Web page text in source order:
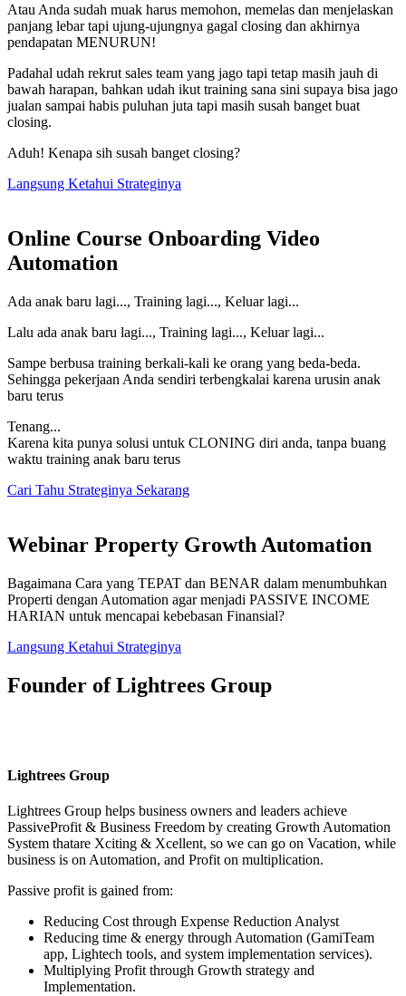
Atau Anda sudah muak harus memohon, memelas dan menjelaskan
panjang lebar tapi ujung-ujungnya gagal closing dan akhirnya
pendapatan MENURUN!
Padahal udah rekrut sales team yang jago tapi tetap masih jauh di
bawah harapan, bahkan udah ikut training sana sini supaya bisa jago
jualan sampai habis puluhan juta tapi masih susah banget buat
closing.
Aduh! Kenapa sih susah banget closing?
Langsung Ketahui Strateginya
Online Course Onboarding Video
Automation
Ada anak baru lagi..., Training lagi..., Keluar lagi...
Lalu ada anak baru lagi..., Training lagi..., Keluar lagi...
Sampe berbusa training berkali-kali ke orang yang beda-beda.
Sehingga pekerjaan Anda sendiri terbengkalai karena urusin anak
baru terus
Tenang...
Karena kita punya solusi untuk CLONING diri anda, tanpa buang
waktu training anak baru terus
Cari Tahu Strateginya Sekarang
Webinar Property Growth Automation
Bagaimana Cara yang TEPAT dan BENAR dalam menumbuhkan
Properti dengan Automation agar menjadi PASSIVE INCOME
HARIAN untuk mencapai kebebasan Finansial?
Langsung Ketahui Strateginya
Founder of Lightrees Group
Lightrees Group
Lightrees Group helps business owners and leaders achieve
PassiveProfit & Business Freedom by creating Growth Automation
System thatare Xciting & Xcellent, so we can go on Vacation, while
business is on Automation, and Profit on multiplication.
Passive profit is gained from:
Reducing Cost through Expense Reduction Analyst
Reducing time & energy through Automation (GamiTeam
app, Lightech tools, and system implementation services).
Multiplying Profit through Growth strategy and
Implementation.